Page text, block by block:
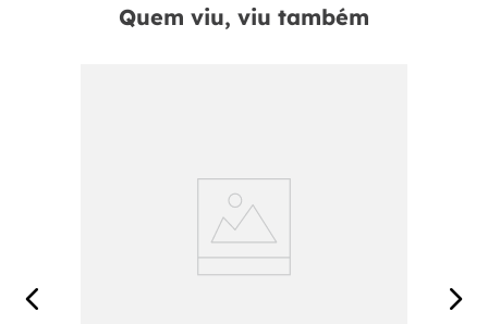
Quem viu, viu também